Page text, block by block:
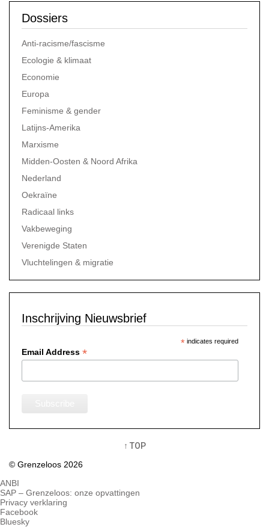
Dossiers
Anti-racisme/fascisme
Ecologie & klimaat
Economie
Europa
Feminisme & gender
Latijns-Amerika
Marxisme
Midden-Oosten & Noord Afrika
Nederland
Oekraïne
Radicaal links
Vakbeweging
Verenigde Staten
Vluchtelingen & migratie
Inschrijving Nieuwsbrief
*indicates required
Email Address *
↑ TOP
© Grenzeloos 2026
ANBI
SAP – Grenzeloos: onze opvattingen
Privacy verklaring
Facebook
Bluesky